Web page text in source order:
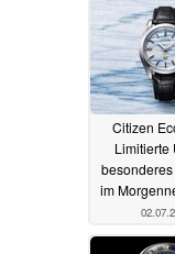
Citizen
Limitierte
im